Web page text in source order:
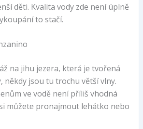
děti. Kvalita vody zde není úplně
to stačí.
na jihu jezera, která je tvořená
někdy jsou tu trochu větší vlny.
ve vodě není příliš vhodná
můžete pronajmout lehátko nebo